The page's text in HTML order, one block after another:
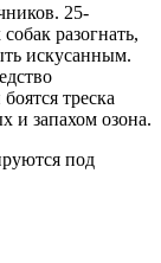
25-
разогнать,
искусанным.
треска
и запахом озона.
под